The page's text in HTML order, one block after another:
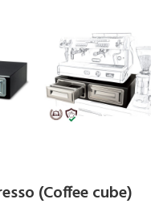
(Coffee cube)